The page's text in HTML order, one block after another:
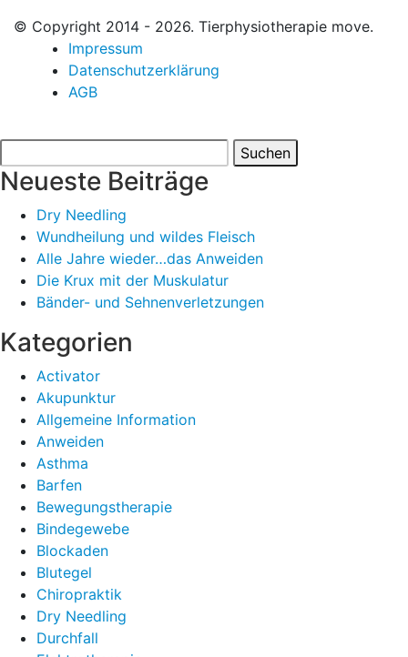
© Copyright 2014 - 2026. Tierphysiotherapie move.
Impressum
Datenschutzerklärung
AGB
nach:
Neueste Beiträge
Dry Needling
Wundheilung und wildes Fleisch
Alle Jahre wieder…das Anweiden
Die Krux mit der Muskulatur
Bänder- und Sehnenverletzungen
Kategorien
Activator
Akupunktur
Allgemeine Information
Anweiden
Asthma
Barfen
Bewegungstherapie
Bindegewebe
Blockaden
Blutegel
Chiropraktik
Dry Needling
Durchfall